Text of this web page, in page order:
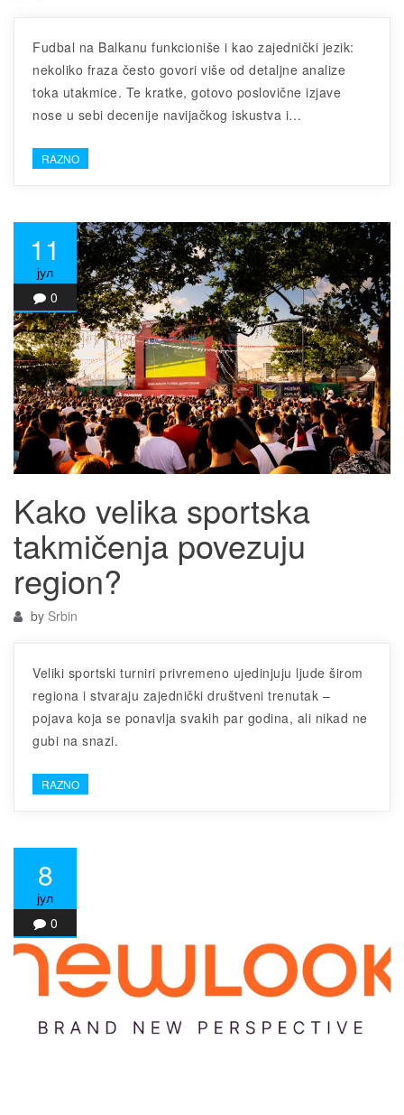
Fudbal na Balkanu funkcioniše i kao zajednički jezik:
nekoliko fraza često govori više od detaljne analize
toka utakmice. Te kratke, gotovo poslovične izjave
nose u sebi decenije navijačkog iskustva i…
RAZNO
11
јул
0
Kako velika sportska
takmičenja povezuju
region?
by Srbin
Veliki sportski turniri privremeno ujedinjuju ljude širom
regiona i stvaraju zajednički društveni trenutak –
pojava koja se ponavlja svakih par godina, ali nikad ne
gubi na snazi.
RAZNO
8
јул
0